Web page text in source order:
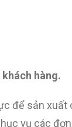
hàng.
để sản
vụ các